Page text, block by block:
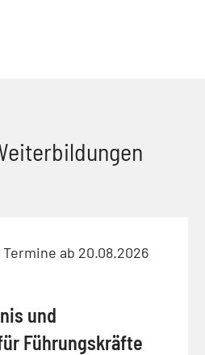
Termine ab 20.08.2026
und
Führungskräfte